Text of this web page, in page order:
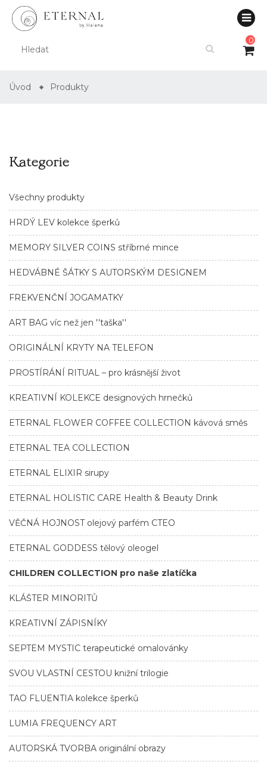
0
Úvod Produkty
Kategorie
Všechny produkty
HRDÝ LEV kolekce šperků
MEMORY SILVER COINS stříbrné mince
HEDVÁBNÉ ŠÁTKY S AUTORSKÝM DESIGNEM
FREKVENČNÍ JOGAMATKY
ART BAG víc než jen ''taška''
ORIGINÁLNÍ KRYTY NA TELEFON
PROSTÍRÁNÍ RITUAL – pro krásnější život
KREATIVNÍ KOLEKCE designových hrnečků
ETERNAL FLOWER COFFEE COLLECTION kávová směs
ETERNAL TEA COLLECTION
ETERNAL ELIXIR sirupy
ETERNAL HOLISTIC CARE Health & Beauty Drink
VĚČNÁ HOJNOST olejový parfém CTEO
ETERNAL GODDESS tělový oleogel
CHILDREN COLLECTION pro naše zlatíčka
KLÁŠTER MINORITŮ
KREATIVNÍ ZÁPISNÍKY
SEPTEM MYSTIC terapeutické omalovánky
SVOU VLASTNÍ CESTOU knižní trilogie
TAO FLUENTIA kolekce šperků
LUMIA FREQUENCY ART
AUTORSKÁ TVORBA originální obrazy